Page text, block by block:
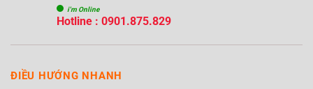
i'm Online
Hotline : 0901.875.829
ĐIỀU HƯỚNG NHANH